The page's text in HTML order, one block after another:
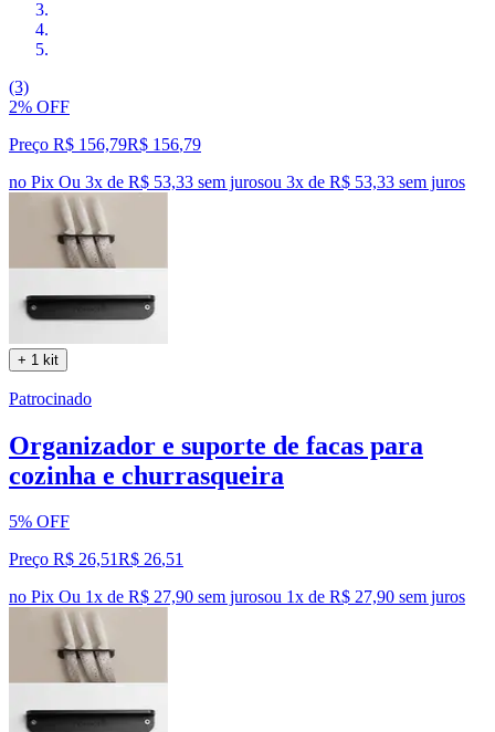
(3)
2% OFF
Preço R$ 156,79R$ 156,79
no Pix Ou 3x de R$ 53,33 sem jurosou 3x de R$ 53,33 sem juros
+ 1 kit
Patrocinado
Organizador e suporte de facas para
cozinha e churrasqueira
5% OFF
Preço R$ 26,51R$ 26,51
no Pix Ou 1x de R$ 27,90 sem jurosou 1x de R$ 27,90 sem juros